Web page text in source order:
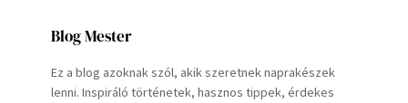
Blog Mester
Ez a blog azoknak szól, akik szeretnek naprakészek
lenni. Inspiráló történetek, hasznos tippek, érdekes